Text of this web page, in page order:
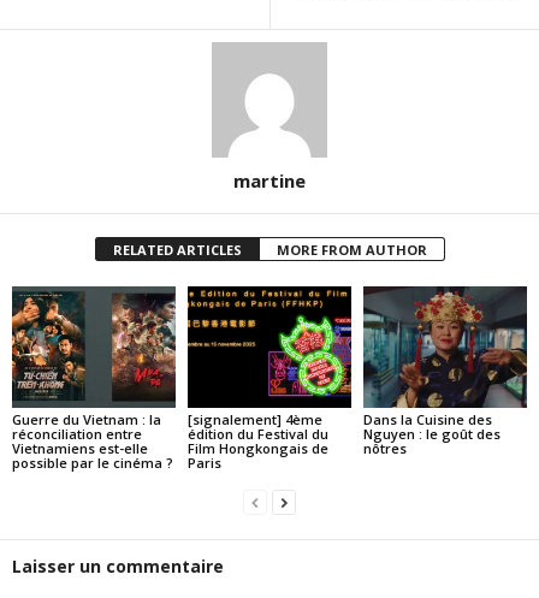
martine
RELATED ARTICLES MORE FROM AUTHOR
Guerre du Vietnam : la
réconciliation entre
Vietnamiens est-elle
possible par le cinéma ?
[signalement] 4ème
édition du Festival du
Film Hongkongais de
Paris
Dans la Cuisine des
Nguyen : le goût des
nôtres
Laisser un commentaire